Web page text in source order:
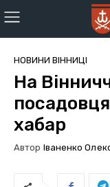
НОВИНИ ВІННИЦІ
На
хабар
Автор Іваненко